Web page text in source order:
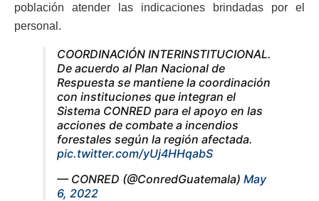
población atender las indicaciones brindadas por el
personal.
COORDINACIÓN INTERINSTITUCIONAL.
De acuerdo al Plan Nacional de
Respuesta se mantiene la coordinación
con instituciones que integran el
Sistema CONRED para el apoyo en las
acciones de combate a incendios
forestales según la región afectada.
pic.twitter.com/yUj4HHqabS
— CONRED (@ConredGuatemala) May
6, 2022